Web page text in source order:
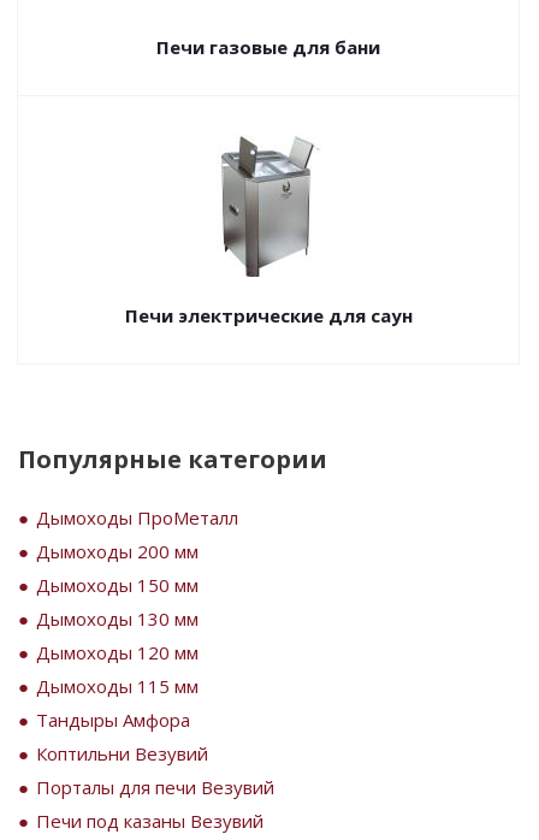
Печи газовые для бани
Печи электрические для саун
Популярные категории
Дымоходы ПроМеталл
Дымоходы 200 мм
Дымоходы 150 мм
Дымоходы 130 мм
Дымоходы 120 мм
Дымоходы 115 мм
Тандыры Амфора
Коптильни Везувий
Порталы для печи Везувий
Печи под казаны Везувий